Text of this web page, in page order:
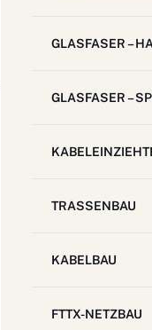
GLASFASER –
GLASFASER –
TRASSENBAU
KABELBAU
FTTX-NETZBAU